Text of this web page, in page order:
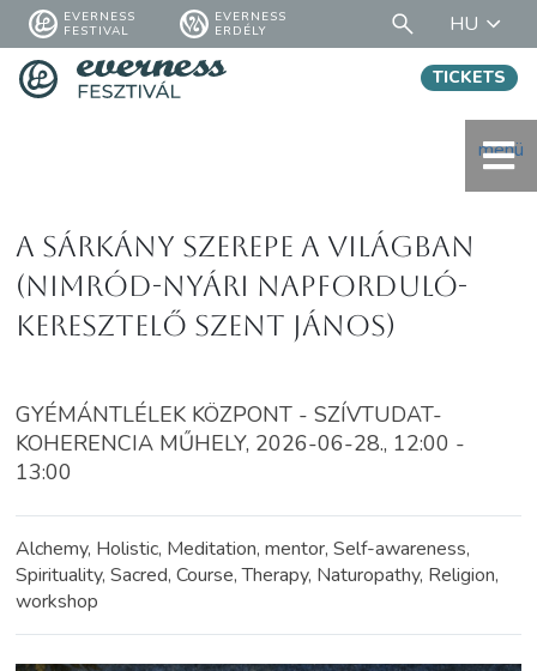
EVERNESS
FESTIVAL
EVERNESS
ERDÉLY
HU
menü
TICKETS
A sárkány szerepe a világban
(Nimród-nyári napforduló-
Keresztelő Szent János)
GYÉMÁNTLÉLEK KÖZPONT - SZÍVTUDAT-
KOHERENCIA MŰHELY, 2026-06-28., 12:00 -
13:00
Alchemy, Holistic, Meditation, mentor, Self-awareness,
Spirituality, Sacred, Course, Therapy, Naturopathy, Religion,
workshop